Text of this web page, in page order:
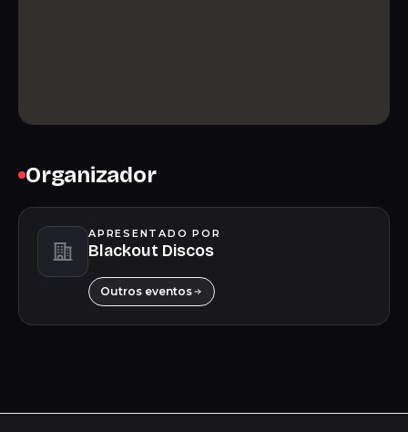
Organizador
APRESENTADO POR
Blackout Discos
Outros eventos